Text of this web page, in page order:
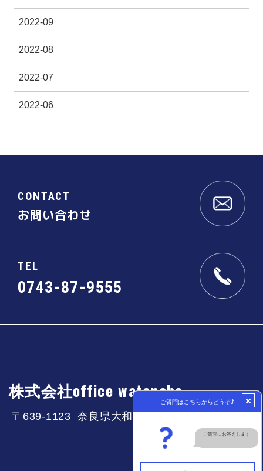
2022-09
2022-08
2022-07
2022-06
CONTACT
お問い合わせ
TEL
0743-87-9555
株式会社office watanabe
〒639-1123 奈良県大和郡山市筒井町50-3